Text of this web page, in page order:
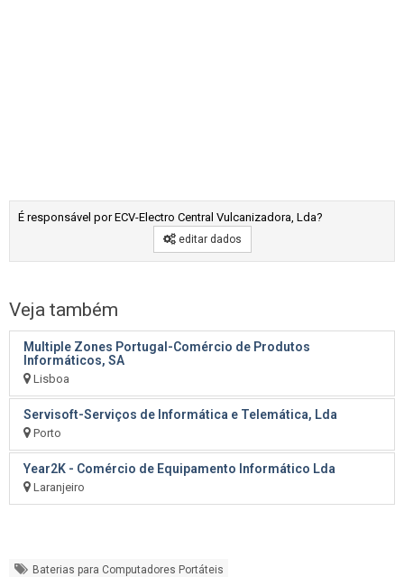
É responsável por ECV-Electro Central Vulcanizadora, Lda?
editar dados
Veja também
Multiple Zones Portugal-Comércio de Produtos
Informáticos, SA
Lisboa
Servisoft-Serviços de Informática e Telemática, Lda
Porto
Year2K - Comércio de Equipamento Informático Lda
Laranjeiro
Baterias para Computadores Portáteis